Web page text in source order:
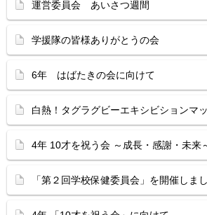
運営委員会 あいさつ週間
学援隊の皆様ありがとうの会
6年 はばたきの会に向けて
白熱！タグラグビーエキシビションマ
4年 10才を祝う会 ～成長・感謝・未来
「第２回学校保健委員会」を開催しま